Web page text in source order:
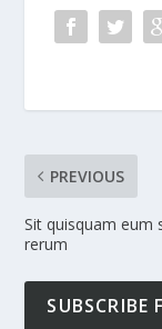
PREVIOUS
Sit quisquam eum
rerum
SUBSCRIBE